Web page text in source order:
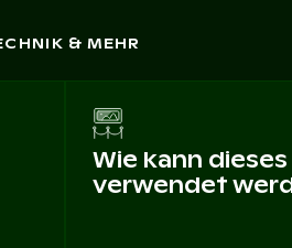
& MEHR
Wie kann
verwendet